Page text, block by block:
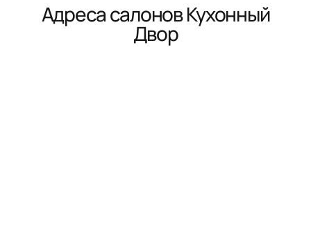
Адреса салонов Кухонный
Двор